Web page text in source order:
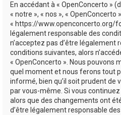
En accédant à « OpenConcerto »
« notre », « nos », « OpenConcerto
« https://www.openconcerto.org/
légalement responsable des
n’acceptez pas d’être légalement
conditions suivantes, alors
« OpenConcerto ». Nous pouvons
quel moment et nous ferons tout
informé, bien qu’il soit prudent de
par vous-même. Si vous continuez
alors que des changements ont
d’être légalement responsable